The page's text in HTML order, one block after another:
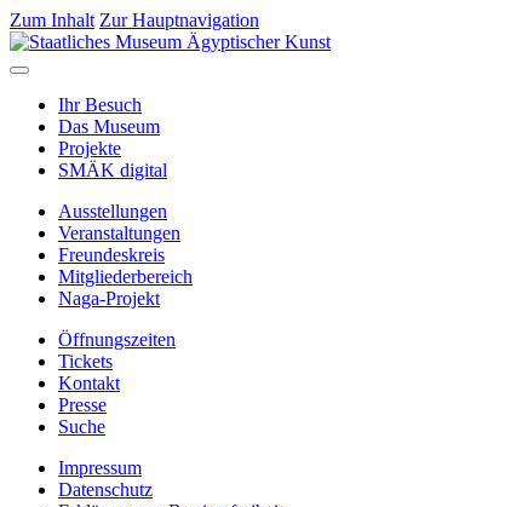
Zum Inhalt Zur Hauptnavigation
Ihr Besuch
Das Museum
Projekte
SMÄK digital
Ausstellungen
Veranstaltungen
Freundeskreis
Mitgliederbereich
Naga-Projekt
Öffnungszeiten
Tickets
Kontakt
Presse
Suche
Impressum
Datenschutz